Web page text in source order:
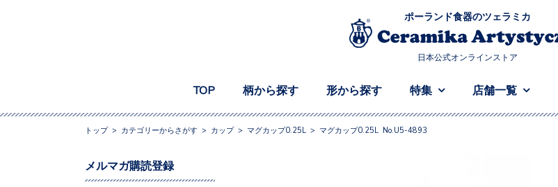
ポーランド食器のツェラミカ
日本公式オンラインストア
TOP 柄から探す 形から探す 特集 店舗一覧
トップ> カテゴリーからさがす > カップ> マグカップ0.25L > マグカップ0.25L No.U5-4893
メルマガ購読登録